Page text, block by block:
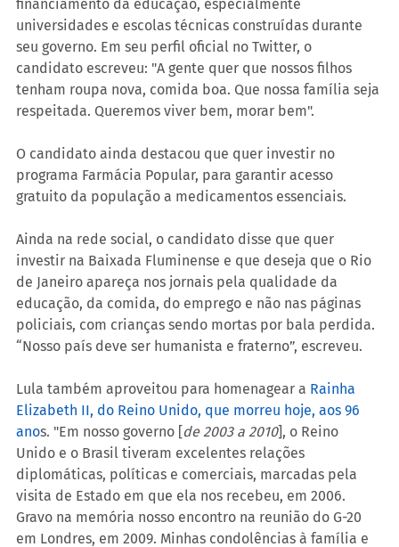
financiamento da educação, especialmente
universidades e escolas técnicas construídas durante
seu governo. Em seu perfil oficial no Twitter, o
candidato escreveu: "A gente quer que nossos filhos
tenham roupa nova, comida boa. Que nossa família seja
respeitada. Queremos viver bem, morar bem".
O candidato ainda destacou que quer investir no
programa Farmácia Popular, para garantir acesso
gratuito da população a medicamentos essenciais.
Ainda na rede social, o candidato disse que quer
investir na Baixada Fluminense e que deseja que o Rio
de Janeiro apareça nos jornais pela qualidade da
educação, da comida, do emprego e não nas páginas
policiais, com crianças sendo mortas por bala perdida.
“Nosso país deve ser humanista e fraterno”, escreveu.
Lula também aproveitou para homenagear a Rainha
Elizabeth II, do Reino Unido, que morreu hoje, aos 96
anos. "Em nosso governo [de 2003 a 2010], o Reino
Unido e o Brasil tiveram excelentes relações
diplomáticas, políticas e comerciais, marcadas pela
visita de Estado em que ela nos recebeu, em 2006.
Gravo na memória nosso encontro na reunião do G-20
em Londres, em 2009. Minhas condolências à família e